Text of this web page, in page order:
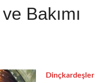
Bakımı
Dinçkardeşler